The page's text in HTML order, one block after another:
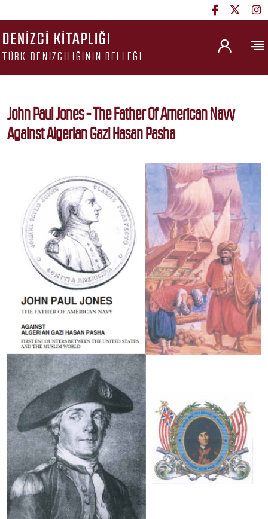
DENIZCI KITAPLIĞI
TÜRK DENIZCILIĞININ BELLEĞI
John Paul Jones - The Father Of American Navy
Against Algerian Gazi Hasan Pasha